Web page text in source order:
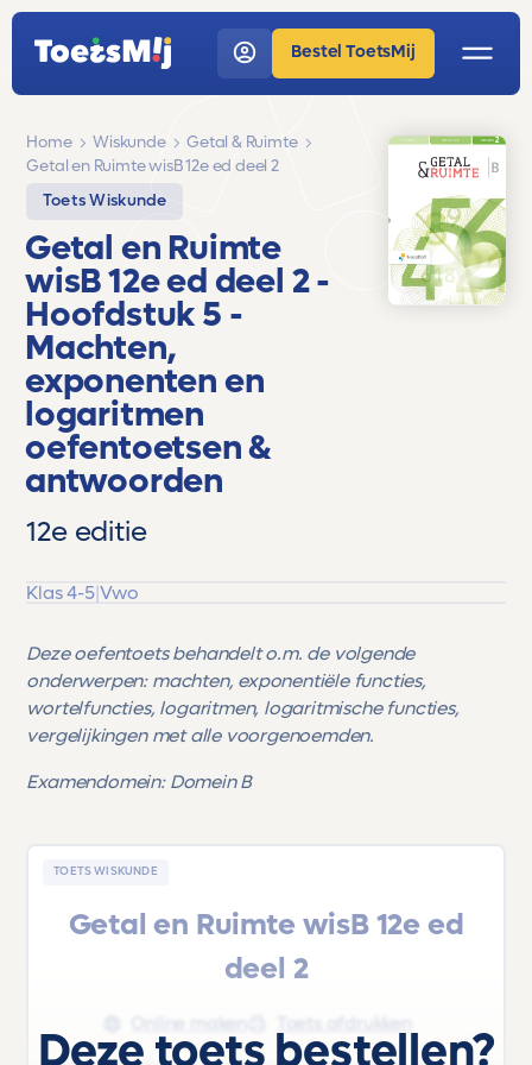
Bestel ToetsMij
Home Wiskunde
Getal & Ruimte
Getal en Ruimte wisB 12e ed deel 2
Toets Wiskunde
Getal en Ruimte
wisB 12e ed deel 2-
Hoofdstuk 5 -
Machten,
exponenten en
logaritmen
oefentoetsen &
antwoorden
12e editie
Klas 4-5|Vwo
Deze oefentoets behandelt o.m. de volgende
onderwerpen: machten, exponentiële functies,
wortelfuncties, logaritmen, logaritmische functies,
vergelijkingen met alle voorgenoemden.
Examendomein: Domein B
TOETS WISKUNDE
Getal en Ruimte wisB 12e ed
deel 2
Online maken Toets afdrukken
Deze toets bestellen?